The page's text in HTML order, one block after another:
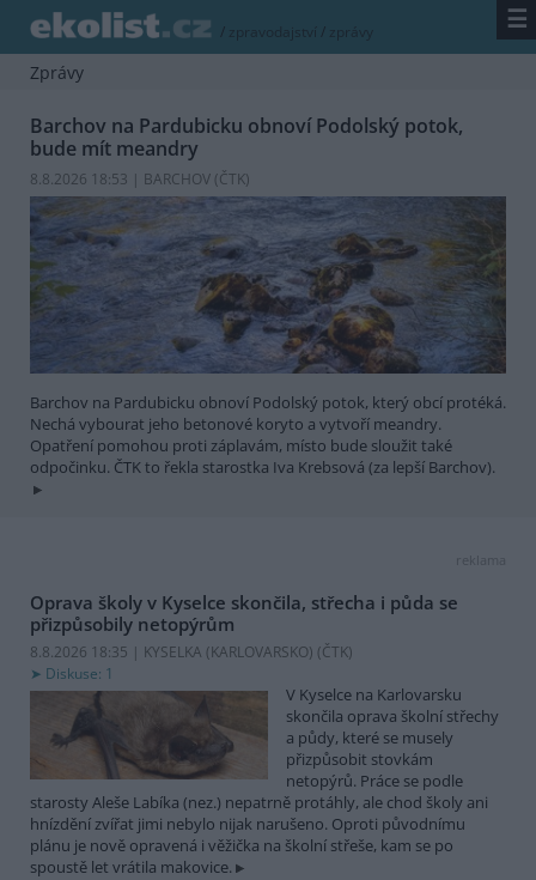
/ zpravodajství / zprávy ☰
Zprávy
Barchov na Pardubicku obnoví Podolský potok,
bude mít meandry
8.8.2026 18:53 | BARCHOV (ČTK)
Barchov na Pardubicku obnoví Podolský potok, který obcí protéká.
Nechá vybourat jeho betonové koryto a vytvoří meandry.
Opatření pomohou proti záplavám, místo bude sloužit také
odpočinku. ČTK to řekla starostka Iva Krebsová (za lepší Barchov).
reklama
Oprava školy v Kyselce skončila, střecha i půda se
přizpůsobily netopýrům
8.8.2026 18:35 | KYSELKA (KARLOVARSKO) (ČTK)
Diskuse: 1
V Kyselce na Karlovarsku
skončila oprava školní střechy
a půdy, které se musely
přizpůsobit stovkám
netopýrů. Práce se podle
starosty Aleše Labíka (nez.) nepatrně protáhly, ale chod školy ani
hnízdění zvířat jimi nebylo nijak narušeno. Oproti původnímu
plánu je nově opravená i věžička na školní střeše, kam se po
spoustě let vrátila makovice.